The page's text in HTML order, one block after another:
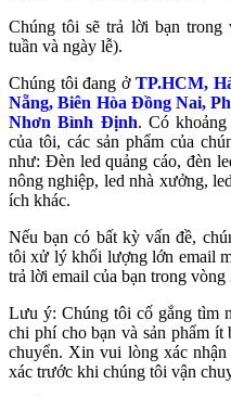
Chúng tôi sẽ trả lời bạn
tuần và ngày lễ).
Chúng tôi đang ở TP.HCM,
Nẵng, Biên Hòa Đồng Nai,
Nhơn Bình Định. Có
của tôi, các sản phẩm của
như: Đèn led quảng cáo, đèn
nông nghiệp, led nhà xưởng,
ích khác.
Nếu bạn có bất kỳ vấn đề,
tôi xử lý khối lượng lớn email
trả lời email của bạn trong vòng
Lưu ý: Chúng tôi cố gắng tìm
chi phí cho bạn và sản phẩm
chuyển. Xin vui lòng xác
xác trước khi chúng tôi vận